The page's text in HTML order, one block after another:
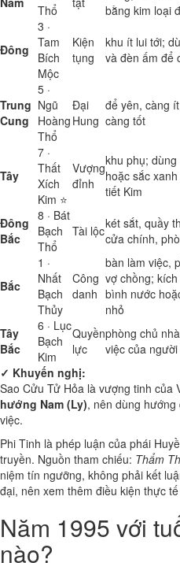
Thổ
bằng kim loại
Đông
3 ·
Tam
Bích
Mộc
Kiện
tụng
khu ít lui tới;
và đèn ấm để
Trung
Cung
5 ·
Ngũ
Hoàng
Thổ
Đại
Hung
để yên, càng
càng tốt
Tây
7 ·
Thất
Xích
Kim ⭐
Vượng
đỉnh
khu phụ;
hoặc sắc
tiết Kim
Đông
Bắc
8 · Bát
Bạch
Thổ
Tài lộckét sắt, quầy
cửa chính,
Bắc
1 ·
Nhất
Bạch
Thủy
Công
danh
bàn làm việc,
vợ chồng;
bình nước
nhỏ
Tây
Bắc
6 · Lục
Bạch
Kim
Quyền
lực
phòng chủ
việc của
✓ Khuyến nghị:
Sao Cửu Tử Hỏa là vượng tinh của
hướng Nam (Ly), nên dùng hướng
việc.
Phi Tinh là phép luận của phái
truyền. Nguồn tham chiếu: Thẩm
niệm tín ngưỡng, không phải kết
đại, nên xem thêm điều kiện thực
Năm 1995 với
nào?